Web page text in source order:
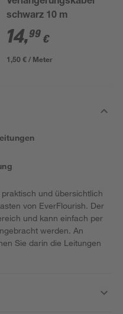
schwarz 10 m
14,99 €
1,50 € / Meter
und übersichtlich
von EverFlourish. Der
und kann einfach per
werden. An
Sie darin die Leitungen